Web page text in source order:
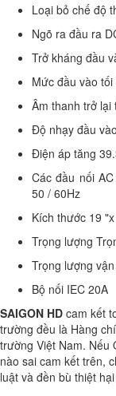
Loại bỏ chế độ
Ngõ ra đầu ra
Trở kháng đầu
Mức đầu vào
Âm thanh trở
Độ nhạy đầu
Điện áp tăng
Các đầu nối
50 / 60Hz
Kích thước 19
Trọng lượng
Trọng lượng
Bộ nối IEC 20A
SAIGON HD cam kết
trường đều là Hàng
trường Việt Nam. Nếu
nào sai cam kết trên,
luật và đền bù thiệt